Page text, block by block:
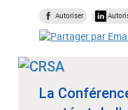
Autoriser
La